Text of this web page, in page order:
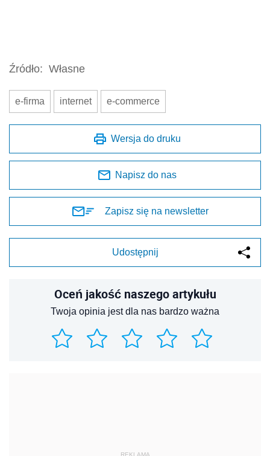
Źródło: Własne
e-firma internet e-commerce
Wersja do druku
Napisz do nas
Zapisz się na newsletter
Udostępnij
Oceń jakość naszego artykułu
Twoja opinia jest dla nas bardzo ważna
REKLAMA